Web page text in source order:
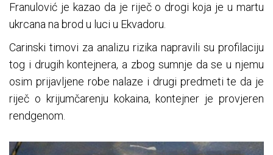
Franulović je kazao da je riječ o drogi koja je u martu
ukrcana na brod u luci u Ekvadoru.
Carinski timovi za analizu rizika napravili su profilaciju
tog i drugih kontejnera, a zbog sumnje da se u njemu
osim prijavljene robe nalaze i drugi predmeti te da je
riječ o krijumčarenju kokaina, kontejner je provjeren
rendgenom.